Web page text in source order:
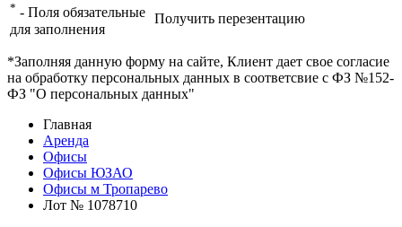
* - Поля обязательные
для заполнения
Получить перезентацию
*Заполняя данную форму на сайте, Клиент дает свое согласие
на обработку персональных данных в соответсвие с ФЗ №152-
ФЗ "О персональных данных"
Главная
Аренда
Офисы
Офисы ЮЗАО
Офисы м Тропарево
Лот № 1078710